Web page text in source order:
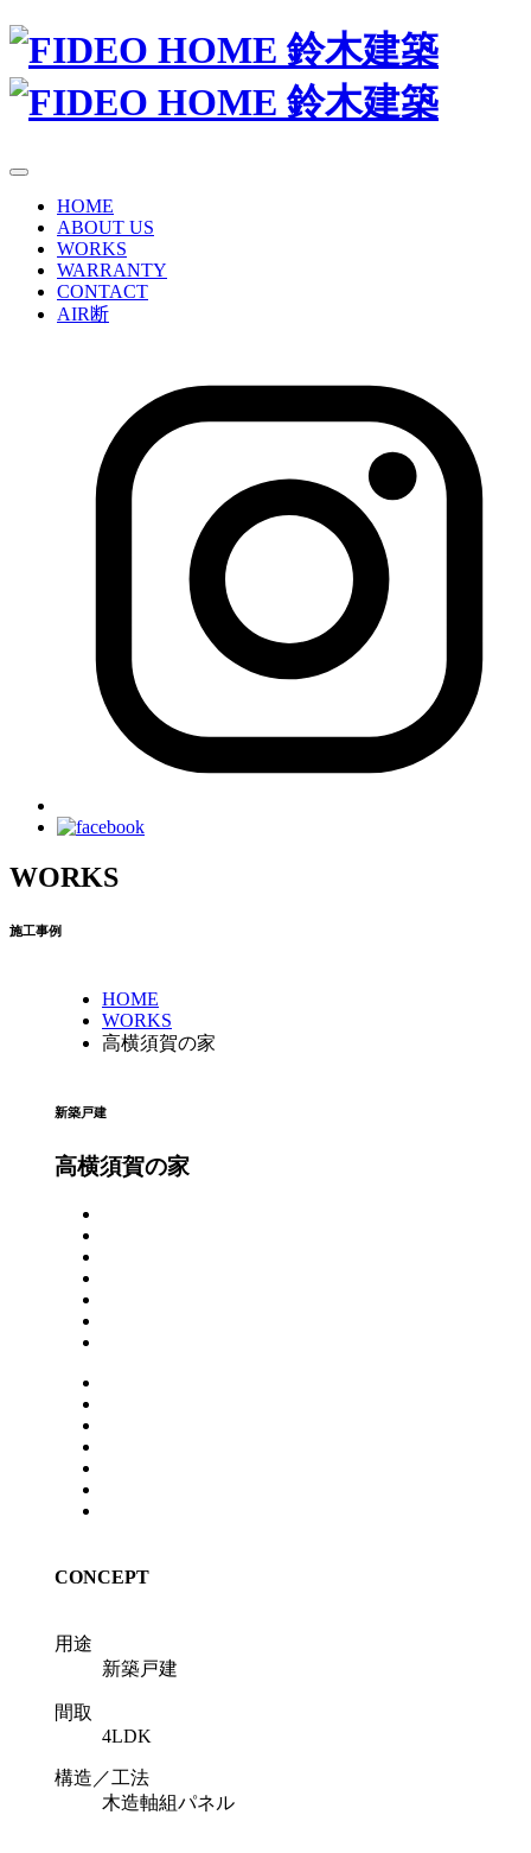
HOME
ABOUT US
WORKS
WARRANTY
CONTACT
AIR 断
WORKS
施工事例
HOME
WORKS
高横須賀の家
新築戸建
高横須賀の家
CONCEPT
用途
新築戸建
間取
4LDK
構造／工法
木造軸組パネル